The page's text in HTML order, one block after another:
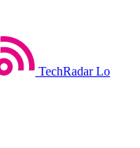
TechRadar Lo